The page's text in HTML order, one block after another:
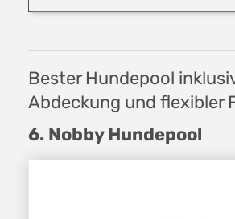
Bester Hundepool
Abdeckung und flexibler
6. Nobby Hundepool